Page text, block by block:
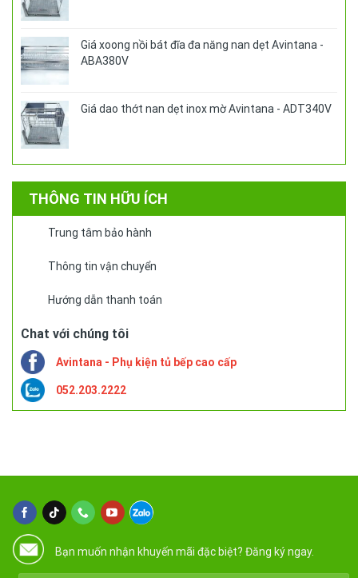
Giá xoong nồi bát đĩa đa năng nan dẹt Avintana -
ABA380V
Giá dao thớt nan dẹt inox mờ Avintana - ADT340V
THÔNG TIN HỮU ÍCH
Trung tâm bảo hành
Thông tin vận chuyển
Hướng dẫn thanh toán
Chat với chúng tôi
Avintana - Phụ kiện tủ bếp cao cấp
052.203.2222
Bạn muốn nhận khuyến mãi đặc biệt? Đăng ký ngay.